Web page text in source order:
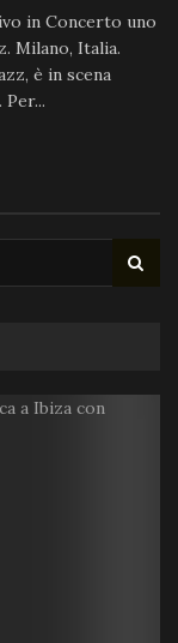
in Concerto uno
Milano, Italia.
è in scena